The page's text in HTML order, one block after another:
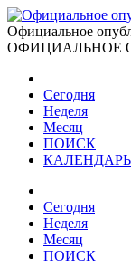
Официальное
ОФИЦИАЛЬНОЕ
Сегодня
Неделя
Месяц
ПОИСК
Сегодня
Неделя
Месяц
ПОИСК